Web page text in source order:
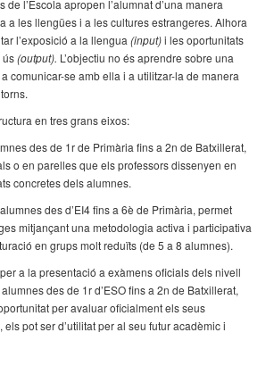
de l’Escola apropen l’alumnat d’una manera
a les llengües i a les cultures estrangeres. Alhora
l’exposició a la llengua (input)i les oportunitats
ús(output). L’objectiu no és aprendre sobre una
comunicar-se amb ella i a utilitzar-la de manera
en tres grans eixos:
des de 1r de Primària fins a 2n de Batxillerat,
o en parelles que els professors dissenyen en
concretes dels alumnes.
des d’EI4 fins a 6è de Primària, permet
mitjançant una metodologia activa i participativa
en grups molt reduïts (de 5 a 8 alumnes).
a la presentació a exàmens oficials dels nivell
des de 1r d’ESO fins a 2n de Batxillerat,
per avaluar oficialment els seus
pot ser d’utilitat per al seu futur acadèmic i